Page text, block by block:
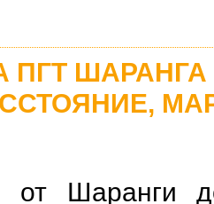
ПГТ ШАРАНГА
от Шаранги